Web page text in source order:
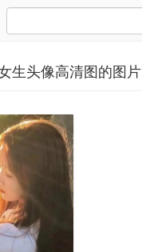
生头像高清图的图片